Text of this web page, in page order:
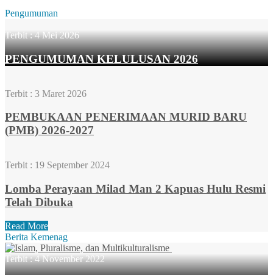
Pengumuman
Terbit :4 Mei 2026
PENGUMUMAN KELULUSAN 2026
Terbit : 3 Maret 2026
PEMBUKAAN PENERIMAAN MURID BARU
(PMB) 2026-2027
Terbit : 19 September 2024
Lomba Perayaan Milad Man 2 Kapuas Hulu Resmi
Telah Dibuka
Read More
Berita Kemenag
Terbit :4 November 2022